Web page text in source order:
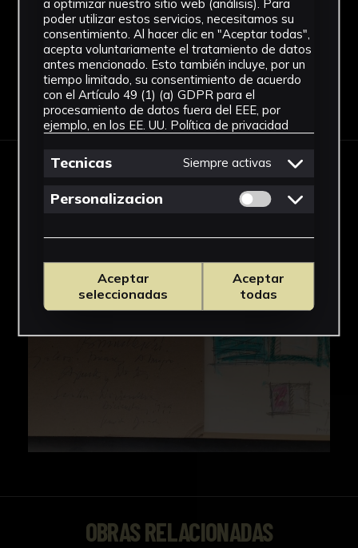
Ver más
Descargar Ficha
IMÁGENES
OBRAS RELACIONADAS
a optimizar nuestro sitio web (análisis). Para
poder utilizar estos servicios, necesitamos su
consentimiento. Al hacer clic en "Aceptar todas",
acepta voluntariamente el tratamiento de datos
antes mencionado. Esto también incluye, por un
tiempo limitado, su consentimiento de acuerdo
con el Artículo 49 (1) (a) GDPR para el
procesamiento de datos fuera del EEE, por
ejemplo, en los EE. UU. Política de privacidad
Tecnicas Siempre activas
Personalizacion Permitir cookies
Aceptar
seleccionadas
Aceptar
todas